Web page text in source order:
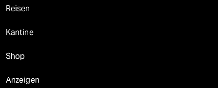
Reisen
Kantine
Shop
Anzeigen